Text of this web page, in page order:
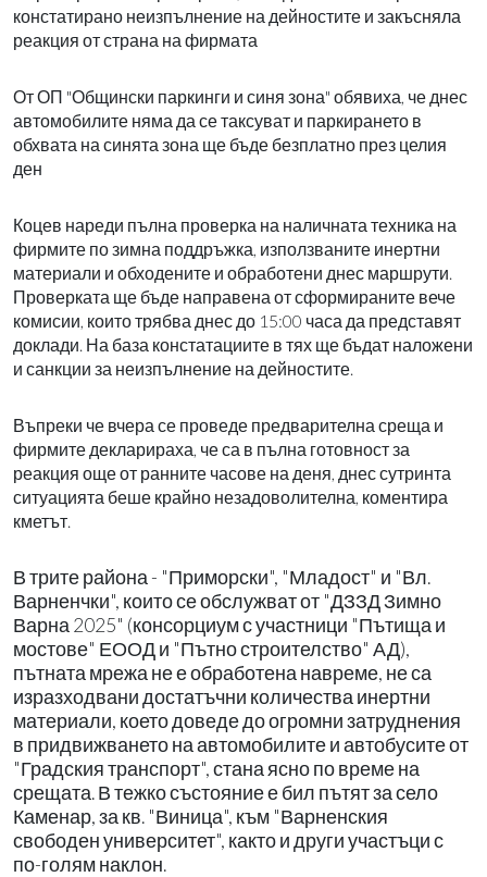
констатирано неизпълнение на дейностите и закъсняла
реакция от страна на фирмата
От ОП "Общински паркинги и синя зона" обявиха, че днес
автомобилите няма да се таксуват и паркирането в
обхвата на синята зона ще бъде безплатно през целия
ден
Коцев нареди пълна проверка на наличната техника на
фирмите по зимна поддръжка, използваните инертни
материали и обходените и обработени днес маршрути.
Проверката ще бъде направена от сформираните вече
комисии, които трябва днес до 15:00 часа да представят
доклади. На база констатациите в тях ще бъдат наложени
и санкции за неизпълнение на дейностите.
Въпреки че вчера се проведе предварителна среща и
фирмите декларираха, че са в пълна готовност за
реакция още от ранните часове на деня, днес сутринта
ситуацията беше крайно незадоволителна, коментира
кметът.
В трите района - "Приморски", "Младост" и "Вл.
Варненчки", които се обслужват от "ДЗЗД Зимно
Варна 2025" (консорциум с участници "Пътища и
мостове" ЕООД и "Пътно строителство" АД),
пътната мрежа не е обработена навреме, не са
изразходвани достатъчни количества инертни
материали, което доведе до огромни затруднения
в придвижването на автомобилите и автобусите от
"Градския транспорт", стана ясно по време на
срещата. В тежко състояние е бил пътят за село
Каменар, за кв. "Виница", към "Варненския
свободен университет", както и други участъци с
по-голям наклон.